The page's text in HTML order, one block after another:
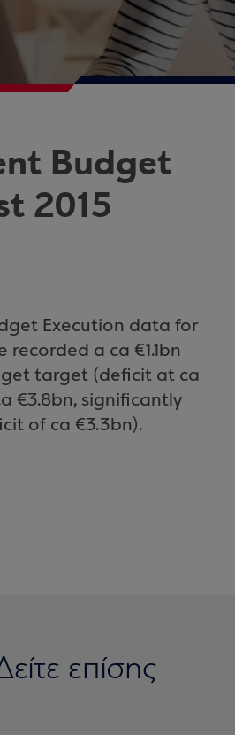
Budget
2015
Execution data for
a ca €1.1bn
target (deficit at ca
€3.8bn, significantly
of ca €3.3bn).
επίσης